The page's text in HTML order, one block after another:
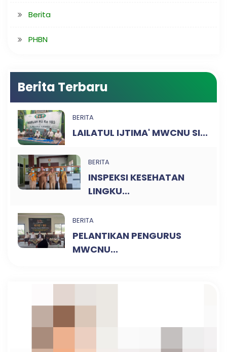
Berita
PHBN
Berita Terbaru
BERITA
LAILATUL IJTIMA' MWCNU SI...
BERITA
INSPEKSI KESEHATAN
LINGKU...
BERITA
PELANTIKAN PENGURUS
MWCNU...